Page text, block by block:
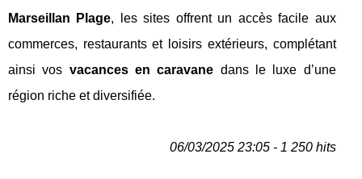
Marseillan Plage, les sites offrent un accès facile aux
commerces, restaurants et loisirs extérieurs, complétant
ainsi vos vacances en caravane dans le luxe d’une
région riche et diversifiée.
06/03/2025 23:05 - 1 250 hits